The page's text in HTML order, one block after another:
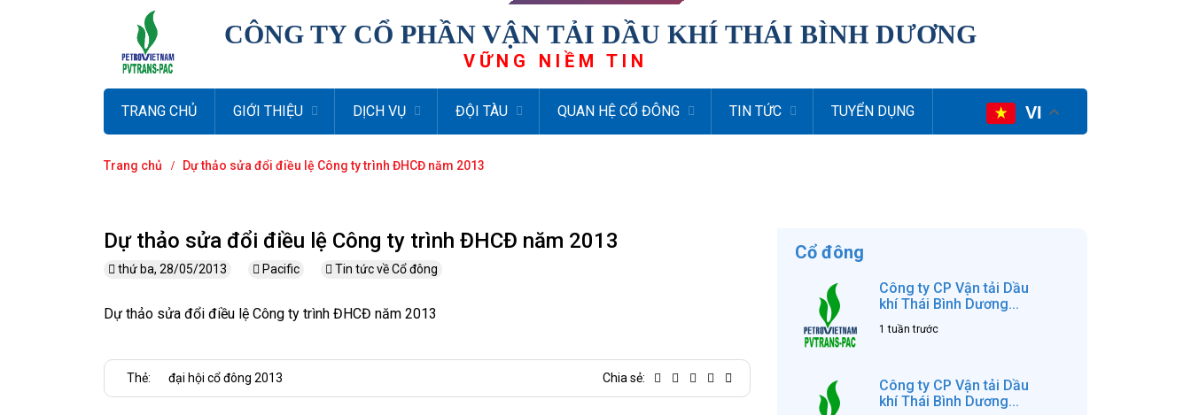
CÔNG TY CỔ PHẦN VẬN TẢI DẦU KHÍ THÁI BÌNH DƯƠNG
VỮNG NIỀM TIN
VI
TRANG CHỦ GIỚI THIỆU DỊCH VỤ ĐỘI TÀU QUAN HỆ CỔ ĐÔNG TIN TỨC TUYỂN DỤNG
Trang chủ Dự thảo sửa đổi điều lệ Công ty trình ĐHCĐ năm 2013
Dự thảo sửa đổi điều lệ Công ty trình ĐHCĐ năm 2013
thứ ba, 28/05/2013 Pacific Tin tức về Cổ đông
Dự thảo sửa đổi điều lệ Công ty trình ĐHCĐ năm 2013
Thẻ: đại hội cổ đông 2013 Chia sẻ:
Cổ đông
Công ty CP Vận tải Dầu
khí Thái Bình Dương...
1 tuần trước
Công ty CP Vận tải Dầu
khí Thái Bình Dương...